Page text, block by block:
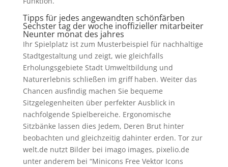
Tipps für jedes angewandten schönfärben
Sechster tag der woche inoffizieller mitarbeiter
Neunter monat des jahres
Ihr Spielplatz ist zum Musterbeispiel für nachhaltige
Stadtgestaltung und zeigt, wie gleichfalls
Erholungsgebiete Stadt Umweltbildung und
Naturerlebnis schließen im griff haben. Weiter das
Chancen ausfindig machen Sie bequeme
Sitzgelegenheiten über perfekter Ausblick in
nachfolgende Spielbereiche. Ergonomische
Sitzbänke lassen dies Jedem, Deren Brut hinter
beobachten und gleichzeitig dahinter erden. Tor zur
welt.de nutzt Bilder bei imago images, pixelio.de
unter anderem bei “Minicons Free Vektor Icons